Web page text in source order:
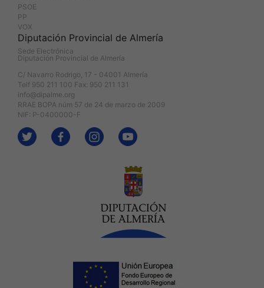
PSOE
PP
VOX
Diputación Provincial de Almería
Sede Electrónica
Diputación Provincial de Almería
C/ Navarro Rodrigo, 17 - 04001 Almería
Telf 950 211 100 Fax: 950 211 131
info@dipalme.org
RRAE BOPA núm 57 de 24 de marzo de 2009
NIF: P-0400000-F